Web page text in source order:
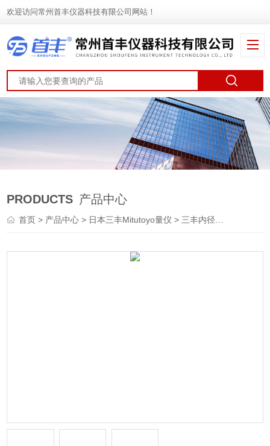
欢迎访问常州首丰仪器科技有限公司网站！
PRODUCTS 产品中心
首页> 产品中心 > 日本三丰Mitutoyo量仪 >三丰内径表